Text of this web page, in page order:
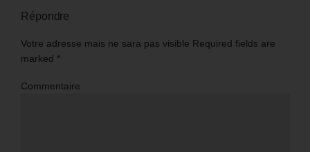
Répondre
Votre adresse mais ne sara pas visible Required fields are
marked *
Commentaire